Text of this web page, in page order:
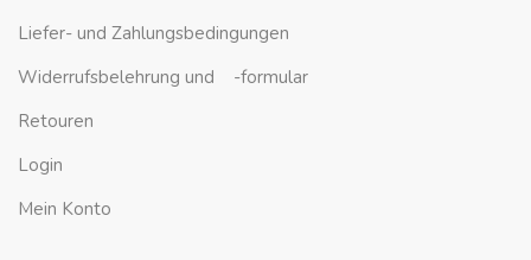
Liefer- und Zahlungsbedingungen
Widerrufsbelehrung und -formular
Retouren
Login
Mein Konto